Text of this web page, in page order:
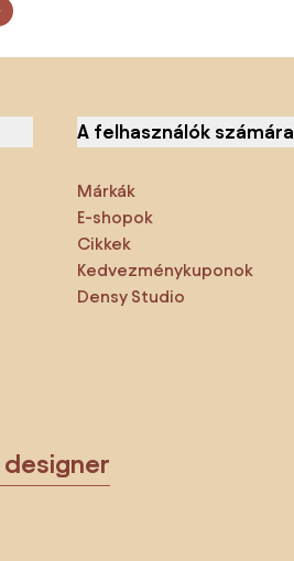
A felhasználók számára
Márkák
E-shopok
Cikkek
Kedvezménykuponok
Densy Studio
designer